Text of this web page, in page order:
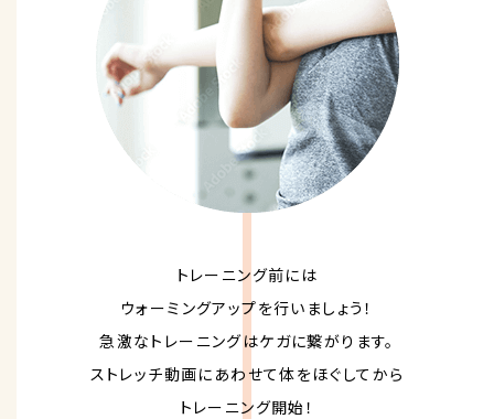
トレーニング前には
ウォーミングアップを行いましょう！
急激なトレーニングはケガに繋がります。
ストレッチ動画にあわせて体をほぐしてから
トレーニング開始！